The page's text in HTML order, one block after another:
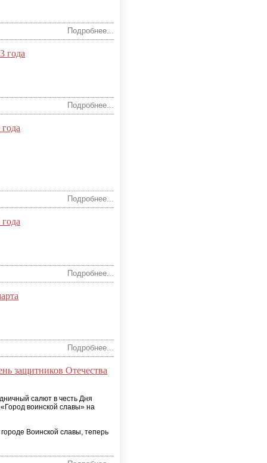
Подробнее...
года
Подробнее...
Подробнее...
Подробнее...
Подробнее...
защитников Отечества
салют в честь Дня
воинской славы» на
Воинской славы, теперь